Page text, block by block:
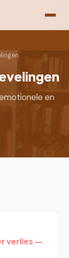
en
verlies —